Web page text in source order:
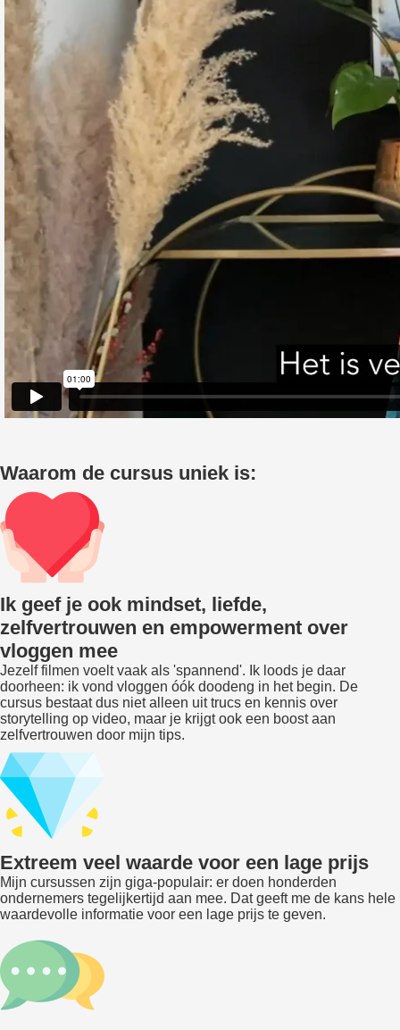
Waarom de cursus uniek is:
Ik geef je ook mindset, liefde,
zelfvertrouwen en empowerment over
vloggen mee
Jezelf filmen voelt vaak als 'spannend'. Ik loods je daar
doorheen: ik vond vloggen óók doodeng in het begin. De
cursus bestaat dus niet alleen uit trucs en kennis over
storytelling op video, maar je krijgt ook een boost aan
zelfvertrouwen door mijn tips.
Extreem veel waarde voor een lage prijs
Mijn cursussen zijn giga-populair: er doen honderden
ondernemers tegelijkertijd aan mee. Dat geeft me de kans hele
waardevolle informatie voor een lage prijs te geven.